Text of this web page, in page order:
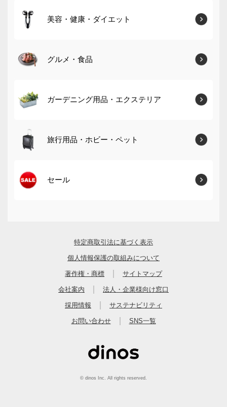
美容・健康・ダイエット
グルメ・食品
ガーデニング用品・エクステリア
旅行用品・ホビー・ペット
セール
特定商取引法に基づく表示
個人情報保護の取組みについて
著作権・商標 サイトマップ
会社案内 法人・企業様向け窓口
採用情報 サステナビリティ
お問い合わせ SNS一覧
© dinos Inc. All rights reserved.